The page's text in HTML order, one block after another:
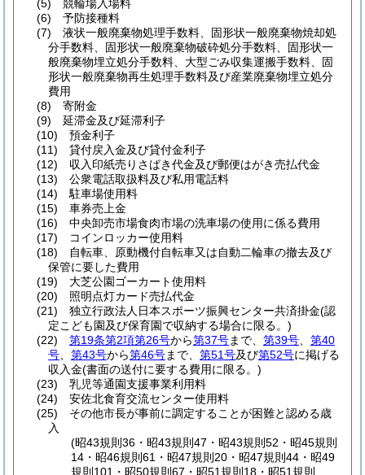
(5)
競輪場入場料
(6)
予防接種料
(7)
液状一般廃棄物処理手数料、固形状一般廃棄物焼却処
分手数料、固形状一般廃棄物破砕処分手数料、固形状一
般廃棄物埋立処分手数料、大型ごみ収集運搬手数料、固
形状一般廃棄物再生処理手数料及び産業廃棄物埋立処分
費用
(8)
寄附金
(9)
延滞金及び延滞利子
(10)
預金利子
(11)
貸付戻入金及び貸付金利子
(12)
収入印紙売りさばき代金及び郵便はがき売払代金
(13)
公衆電話取扱料及び私用電話料
(14)
駐車場使用料
(15)
車券売上金
(16)
中央卸売市場食肉市場の洗車場の使用に係る費用
(17)
コインロッカー使用料
(18)
自転車、原動機付自転車又は自動二輪車の撤去及び
保管に要した費用
(19)
大芝公園ゴーカート使用料
(20)
照明点灯カード売払代金
(21)
独立行政法人日本スポーツ振興センター共済掛金(認
定こども園及び保育園で収納する場合に限る。)
(22)
第19条第2項第26号から第37号まで、 第39号
第40
号
第43号から第46号まで、 第51号及び第52号に掲げる
収入金(書面の送付に要する費用に限る。)
(23)
乳児等通園支援事業利用料
(24)
安佐北食育交流センター使用料
(25)
その他市長が事前に調定することが困難と認める歳
入
(昭43規則36・昭43規則47・昭43規則52・昭45規則
14・昭46規則61・昭47規則20・昭47規則44・昭49
規則101・昭50規則67・昭51規則18・昭51規則